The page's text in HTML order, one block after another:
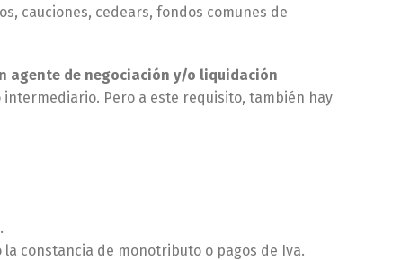
cauciones, cedears, fondos comunes de
agente de negociación y/o liquidación
intermediario. Pero a este requisito, también hay
constancia de monotributo o pagos de Iva.